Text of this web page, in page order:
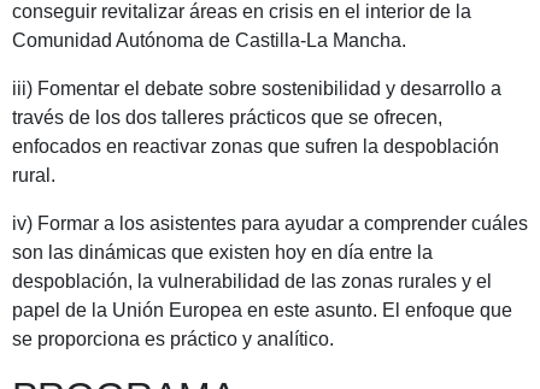
conseguir revitalizar áreas en crisis en el interior de la
Comunidad Autónoma de Castilla-La Mancha.
iii) Fomentar el debate sobre sostenibilidad y desarrollo a
través de los dos talleres prácticos que se ofrecen,
enfocados en reactivar zonas que sufren la despoblación
rural.
iv) Formar a los asistentes para ayudar a comprender cuáles
son las dinámicas que existen hoy en día entre la
despoblación, la vulnerabilidad de las zonas rurales y el
papel de la Unión Europea en este asunto. El enfoque que
se proporciona es práctico y analítico.